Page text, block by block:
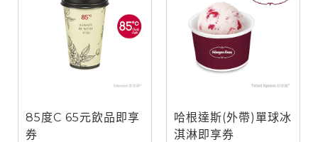
85度C 65元飲品即享
券
哈根達斯(外帶)單球冰
淇淋即享券